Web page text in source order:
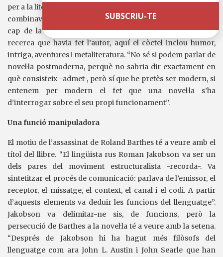
per a la literatura que faig”. Si
combinava la reconstrucció del complot per assassinar el
cap de la Gestapo Reinhard Heydrich l’any 1942 amb la
recerca que havia fet l’autor, aquí el còctel inclou humor,
intriga, aventures i metaliteratura. “No sé si podem parlar de
novel·la postmoderna, perquè no sabria dir exactament en
què consisteix -admet-, però sí que he pretès ser modern, si
entenem per modern el fet que una novel·la s’ha
d’interrogar sobre el seu propi funcionament”.
Una funció manipuladora
El motiu de l’assassinat de Roland Barthes té a veure amb el
títol del llibre. “El lingüista rus Roman Jakobson va ser un
dels pares del moviment estructuralista -recorda-. Va
sintetitzar el procés de comunicació: parlava de l’emissor, el
receptor, el missatge, el context, el canal i el codi. A partir
d’aquests elements va deduir les funcions del llenguatge”.
Jakobson va delimitar-ne sis, de funcions, però la
persecució de Barthes a la novel·la té a veure amb la setena.
“Després de Jakobson hi ha hagut més filòsofs del
llenguatge com ara John L. Austin i John Searle que han